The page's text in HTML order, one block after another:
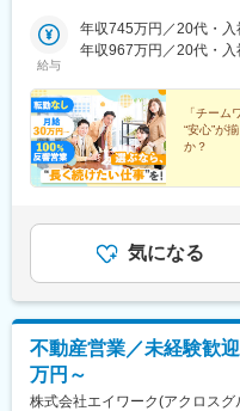
兵庫県西宮市甲風園1-6-
っこいいリフォーム店
式会社エイワーク〒
1（事業内容：不動産仲
す。※西宮北口店・甲東
なります。株式会社ア
6-8（事業内容：不動産
給与
年収745万円／20代・入
年収967万円／20代・入
「チーム
“安心”が
か？
◆インセ
◆OJT＆
◆資格取
気になる
不動産営業／未経験歓
万円～
株式会社エイワーク(アクロスグ